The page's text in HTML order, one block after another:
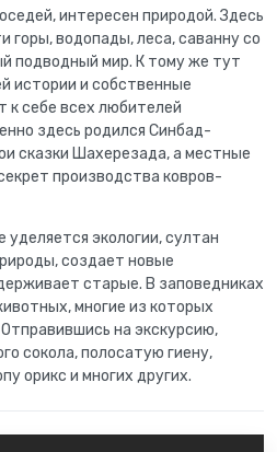
интересен природой. Здесь
горы, водопады, леса, саванну со
подводный мир. К тому же тут
истории и собственные
к себе всех любителей
здесь родился Синбад-
сказки Шахерезада, а местные
производства ковров-
экологии, султан
создает новые
старые. В заповедниках
многие из которых
на экскурсию,
сокола, полосатую гиену,
орикс и многих других.